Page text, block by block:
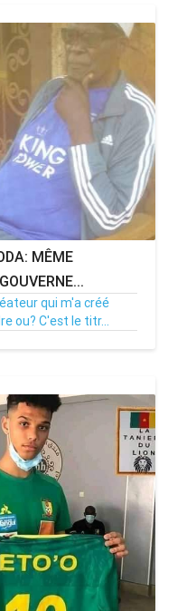
MÊME
qui m'a créé
ou? C'est le titr...
12550